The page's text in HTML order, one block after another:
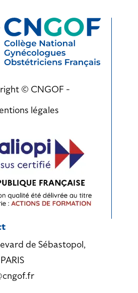
© CNGOF -
légales
de Sébastopol,